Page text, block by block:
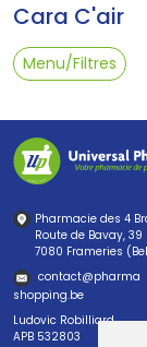
Cara C'air
Menu/Filtres
Pharmacie des 4
Route de Bavay, 39
7080 Frameries
contact@pharma
shopping.be
Ludovic Robilliard
APB 532803